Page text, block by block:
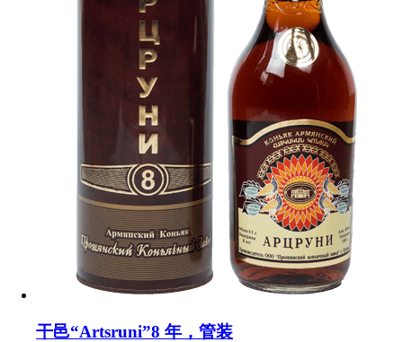
干邑“Artsruni”8 年，管装